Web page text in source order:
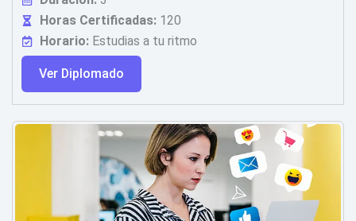
Horas Certificadas:120
Horario:Estudias a tu ritmo
Ver Diplomado